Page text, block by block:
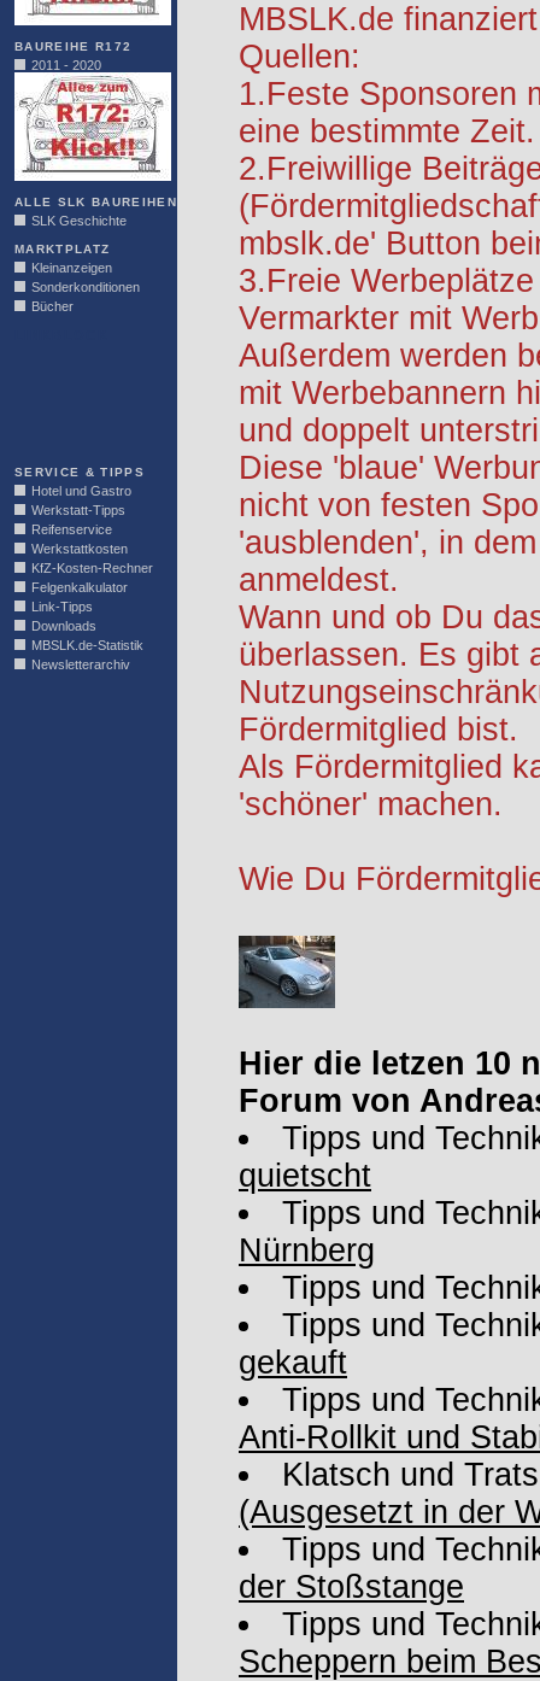
BAUREIHE R172
2011 - 2020
ALLE SLK BAUREIHEN
SLK Geschichte
MARKTPLATZ
Kleinanzeigen
Sonderkonditionen
Bücher
SERVICE & TIPPS
Hotel und Gastro
Werkstatt-Tipps
Reifenservice
Werkstattkosten
KfZ-Kosten-Rechner
Felgenkalkulator
Link-Tipps
Downloads
MBSLK.de-Statistik
Newsletterarchiv
MBSLK.de
Quellen:
1.Feste Sponsoren
eine bestimmte Zeit.
2.Freiwillige
mbslk.de' Button
3.Freie
Vermarkter mit
Außerdem werden
mit Werbebannern
und doppelt
Diese 'blaue'
nicht von festen
'ausblenden', in
anmeldest.
Wann und ob Du
überlassen. Es gibt
Fördermitglied bist.
Als Fördermitglied
'schöner' machen.
Wie Du
Hier die letzen 10
Forum von
Tipps und
quietscht
Tipps und
Nürnberg
Tipps und
Tipps und
gekauft
Tipps und
Anti-Rollkit und
Klatsch und
(Ausgesetzt in der
Tipps und
der Stoßstange
Tipps und
Scheppern beim